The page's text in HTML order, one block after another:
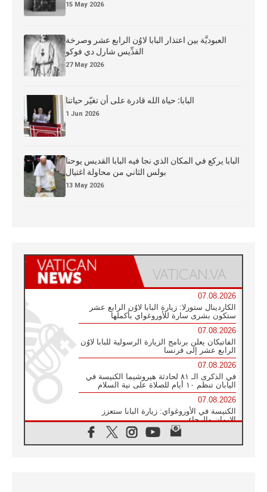
15 May 2026
العبوديَّة بين اعتذار البابا لاوُن الرابع عشر وصرخة
القدِّيس شارل دي فوكو
27 May 2026
البابا: حياة الله قادرة على أن تغيّر حياتنا
1 Jun 2026
البابا يركع في المكان الذي نجا فيه البابا القديس يوحنا
بولس الثاني من محاولة اغتيال
13 May 2026
07.08.2026
الكاردينال ستورلا: زيارة البابا لاوُن الرابع عشر
ستكون بشرى سارة للأوروغواي بأكملها
07.08.2026
الفاتيكان يعلن برنامج الزيارة الرسولية للبابا لاوُن
الرابع عشر إلى فرنسا
07.08.2026
في الذكرى الـ ٨١ لحادثة هيروشيما الكنيسة في
اليابان تنظم ١٠ أيام للصلاة على نية السلام
07.08.2026
الكنيسة في الأوروغواي: زيارة البابا ستعزز
الإيمان والرجاء
الاجتماع الشهري للمطارنة الموارنة